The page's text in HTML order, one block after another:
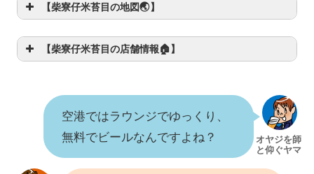
八角
今回紹介した料理「軟管（豚の食
【なし】お近くのコンビニで購入し
ましょう！
【柴寮仔米苔目の地図🌏】
【柴寮仔米苔目の店舗情報🏠】
店舗名 柴寮仔米苔目
No. 78號, Ningxia Road, Datong
空港ではラウンジでゆっくり、
無料でビールなんですよね？